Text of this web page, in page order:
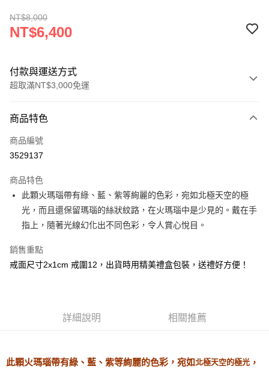
NT$8,000
NT$6,400
付款與運送方式
超取滿NT$3,000免運
信用卡一次付款
超商取貨付款
Apple Pay
街口支付
ATM付款
每筆NT$80，滿NT$3,000(含以上)免運費
每筆NT$80，滿NT$3,000(含以上)免運費
商品特色
商品編號
3529137
商品特色
此顆火瑪瑙帶有綠、藍、紫等絢麗的色彩，宛如北極天空的極
光，而且還保留瑪瑙的絲狀紋路，在火瑪瑙中是少見的。戴在手
指上，隨著光線幻化出不同色彩，令人賞心悅目。
銷售重點
戒面尺寸2x1cm 戒圍12，出貨時用精美禮盒包裝，送禮好方便！
詳細說明 相關推薦
此顆火瑪瑙帶有綠、藍、紫等絢麗的色彩，宛如北極天空的極光 ，